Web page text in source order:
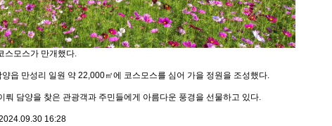
스모스가 만개했다.
읍 만성리 일원 약 22,000㎡에 코스모스를 심어 가을 정원을 조성했다.
담양을 찾은 관광객과 주민들에게 아름다운 풍경을 선물하고 있다.
16:28